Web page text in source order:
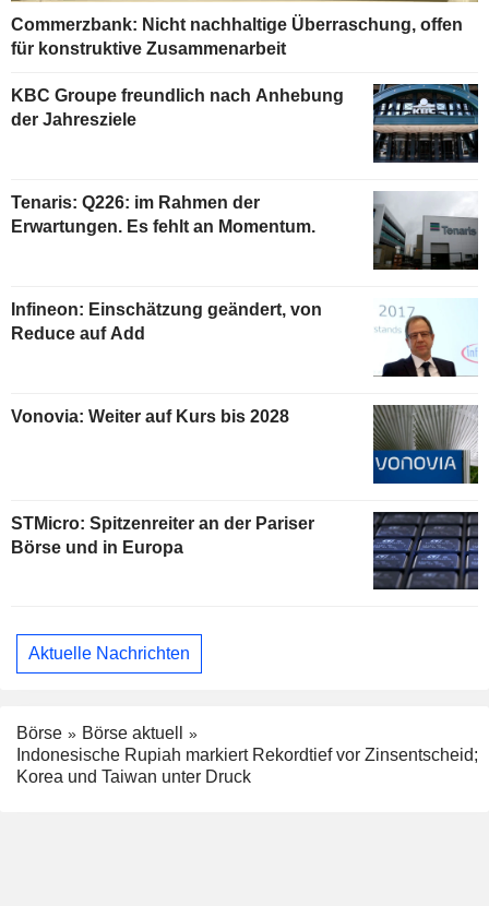
Commerzbank: Nicht nachhaltige Überraschung, offen
für konstruktive Zusammenarbeit
KBC Groupe freundlich nach Anhebung
der Jahresziele
Tenaris: Q226: im Rahmen der
Erwartungen. Es fehlt an Momentum.
Infineon: Einschätzung geändert, von
Reduce auf Add
Vonovia: Weiter auf Kurs bis 2028
STMicro: Spitzenreiter an der Pariser
Börse und in Europa
Aktuelle Nachrichten
Börse
Börse aktuell
Indonesische Rupiah markiert Rekordtief vor Zinsentscheid;
Korea und Taiwan unter Druck